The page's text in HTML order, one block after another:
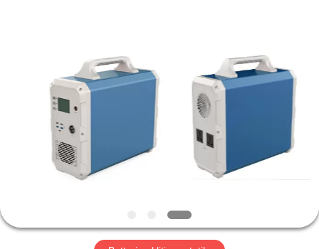
CASA
PRODOTTI
CIRCA
GIRO